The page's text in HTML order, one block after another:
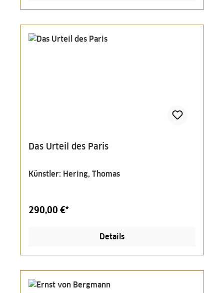
Das Urteil des Paris
Künstler: Hering, Thomas
290,00 €*
Details